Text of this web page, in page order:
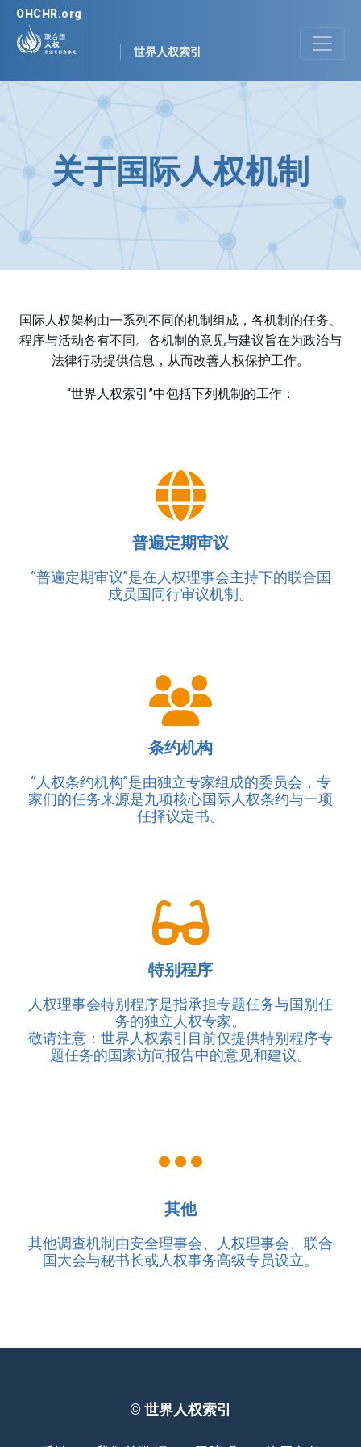
OHCHR.org
世界人权索引
关于国际人权机制
国际人权架构由一系列不同的机制组成，各机制的任务、
程序与活动各有不同。各机制的意见与建议旨在为政治与
法律行动提供信息，从而改善人权保护工作。
“世界人权索引”中包括下列机制的工作：
普遍定期审议
“普遍定期审议”是在人权理事会主持下的联合国
成员国同行审议机制。
条约机构
“人权条约机构”是由独立专家组成的委员会，专
家们的任务来源是九项核心国际人权条约与一项
任择议定书。
特别程序
人权理事会特别程序是指承担专题任务与国别任
务的独立人权专家。
敬请注意：世界人权索引目前仅提供特别程序专
题任务的国家访问报告中的意见和建议。
其他
其他调查机制由安全理事会、人权理事会、联合
国大会与秘书长或人权事务高级专员设立。
© 世界人权索引